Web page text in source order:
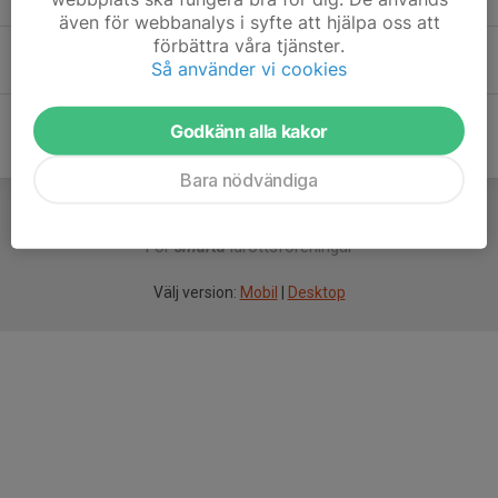
Theo Dojcinovski
Försmartaidrottsföreningar
Välj version: Mobil Desktop
även för webbanalys i syfte att hjälpa oss att
förbättra våra tjänster.
Så använder vi cookies
Godkänn alla kakor
Bara nödvändiga